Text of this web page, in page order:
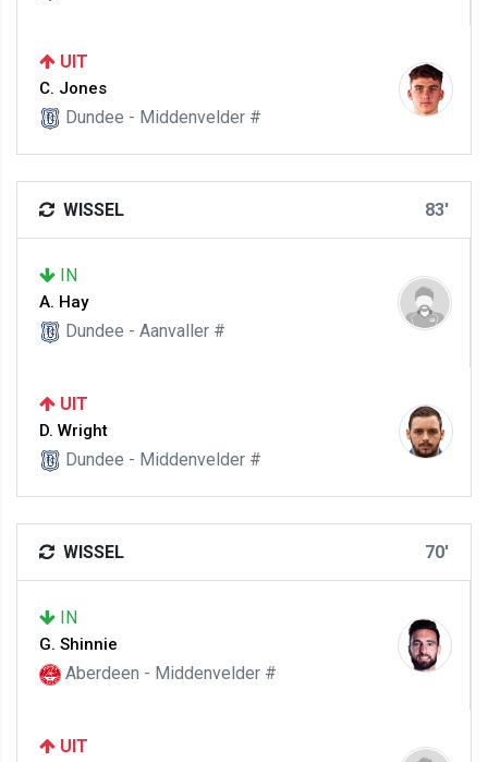
UIT
C. Jones
Dundee - Middenvelder #
WISSEL 83'
IN
A. Hay
Dundee - Aanvaller #
UIT
D. Wright
Dundee - Middenvelder #
WISSEL 70'
IN
G. Shinnie
Aberdeen - Middenvelder #
UIT